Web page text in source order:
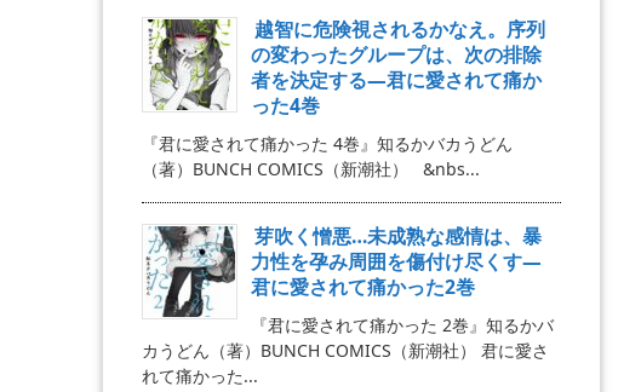
越智に危険視されるかなえ。序列
の変わったグループは、次の排除
者を決定する―君に愛されて痛か
った4巻
『君に愛されて痛かった 4巻』知るかバカうどん
（著）BUNCH COMICS（新潮社） &nbs...
芽吹く憎悪…未成熟な感情は、暴
力性を孕み周囲を傷付け尽くす―
君に愛されて痛かった2巻
『君に愛されて痛かった 2巻』知るかバ
カうどん（著）BUNCH COMICS（新潮社） 君に愛さ
れて痛かった...